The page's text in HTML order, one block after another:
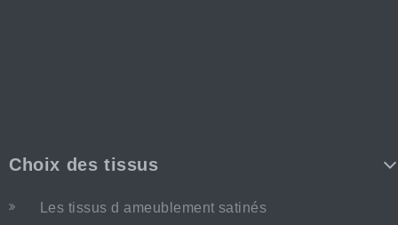
Choix des tissus
Les tissus d ameublement satinés